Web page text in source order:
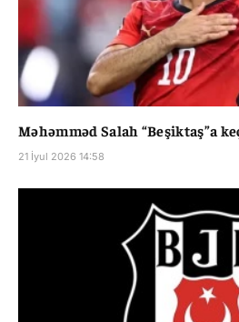
Məhəmməd Salah “Beşiktaş”a
21 İyul 2026 14:58